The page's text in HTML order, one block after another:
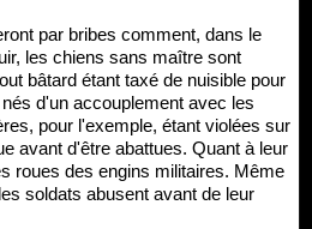
par bribes comment, dans le
les chiens sans maître sont
bâtard étant taxé de nuisible pour
d'un accouplement avec les
pour l'exemple, étant violées sur
avant d'être abattues. Quant à leur
roues des engins militaires. Même
soldats abusent avant de leur